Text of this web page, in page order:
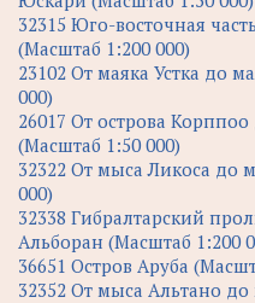
32315 Юго-восточная
(Масштаб 1:200 000)
23102 От маяка Устка до
000)
26017 От острова
(Масштаб 1:50 000)
32322 От мыса Ликоса до
000)
32338 Гибралтарский
Альборан (Масштаб 1:200
36651 Остров Аруба
32352 От мыса Альтано